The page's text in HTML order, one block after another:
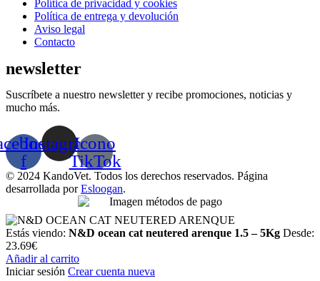
Política de privacidad y cookies
Política de entrega y devolución
Aviso legal
Contacto
newsletter
Suscríbete a nuestro newsletter y recibe promociones, noticias y
mucho más.
f
InstagramIcono
TikTok
© 2024 KandoVet. Todos los derechos reservados. Página
desarrollada porEsloogan.
Estás viendo: N&D ocean cat neutered arenque 1.5 – 5Kg Desde:
23.69€
Añadir al carrito
Iniciar sesión Crear cuenta nueva